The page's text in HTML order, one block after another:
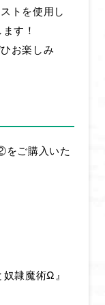
トを使用し
す！
お楽しみ
ご購入いた
隷魔術Ω』